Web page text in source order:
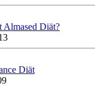
Almased Diät?
Diät